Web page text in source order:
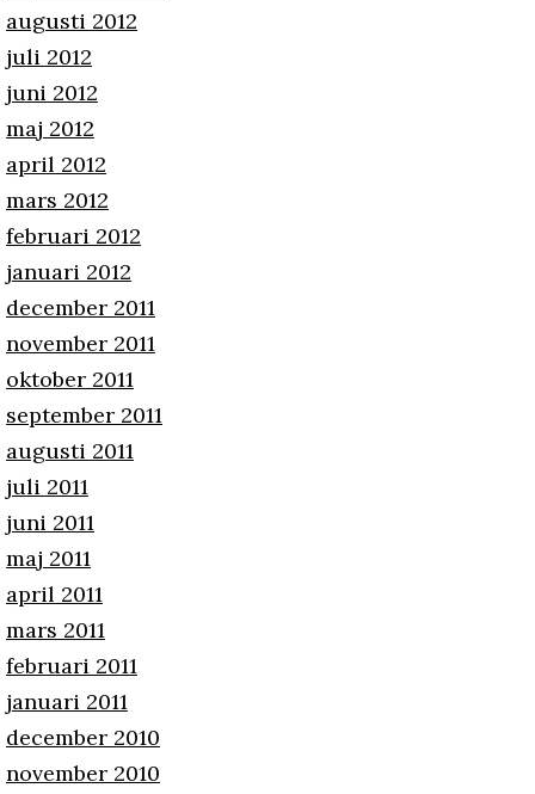
augusti 2012
juli 2012
juni 2012
maj 2012
april 2012
mars 2012
februari 2012
januari 2012
december 2011
november 2011
oktober 2011
september 2011
augusti 2011
juli 2011
juni 2011
maj 2011
april 2011
mars 2011
februari 2011
januari 2011
december 2010
november 2010